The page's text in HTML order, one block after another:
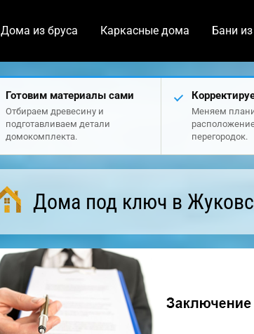
Дома из бруса Каркасные дома Бани
Готовим материалы сами
Отбираем древесину и
подготавливаем детали
домокомплекта.
Меняем
перегородок.
Дома под ключ в